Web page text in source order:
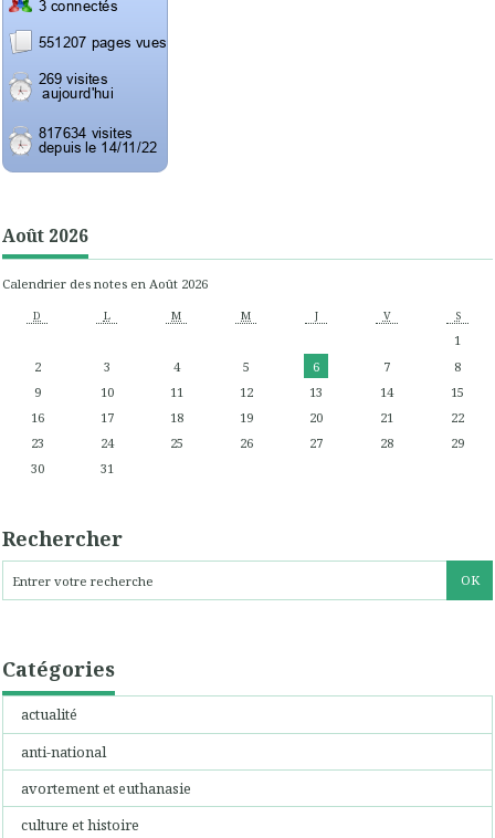
Août 2026
Calendrier des notes en Août 2026
D L M M J V S
1
2
3 4 5 6 7
8
9
10 11 12 13 14
15
16
17 18 19 20 21
22
23
24 25 26 27 28
29
30
31
Rechercher
Catégories
actualité
anti-national
avortement et euthanasie
culture et histoire